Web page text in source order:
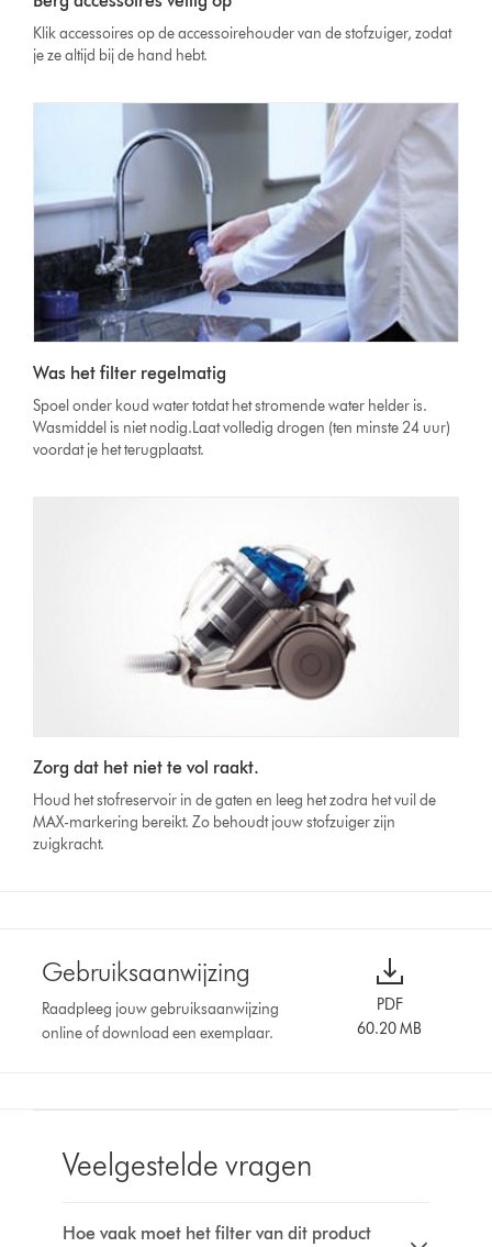
Klik accessoires op de accessoirehouder van de stofzuiger, zodat
je ze altijd bij de hand hebt.
Was het filter regelmatig
Spoel onder koud water totdat het stromende water helder is.
Wasmiddel is niet nodig.Laat volledig drogen (ten minste 24 uur)
voordat je het terugplaatst.
Zorg dat het niet te vol raakt.
Houd het stofreservoir in de gaten en leeg het zodra het vuil de
MAX-markering bereikt. Zo behoudt jouw stofzuiger zijn
zuigkracht.
Gebruiksaanwijzing
Raadpleeg jouw gebruiksaanwijzing
online of download een exemplaar.
PDF
60.20 MB
Veelgestelde vragen
Hoe vaak moet het filter van dit product